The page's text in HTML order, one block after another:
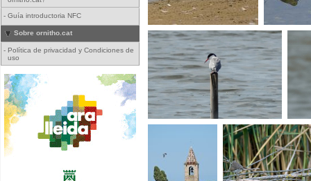
- Guía introductoria NFC
Sobre ornitho.cat
- Política de privacidad y Condiciones de
uso